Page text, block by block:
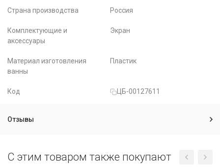
Страна производства Россия
Комплектующие и
аксессуары
Экран
Материал изготовления
ванны
Пластик
Код ЦБ-00127611
Отзывы
C этим товаром также покупают